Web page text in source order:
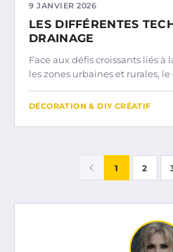
9 JANVIER 2026
LES DIFFÉRENTES
DRAINAGE
Face aux défis croissants liés à
les zones urbaines et rurales, le
DÉCORATION & DIY CRÉATIF
1 2